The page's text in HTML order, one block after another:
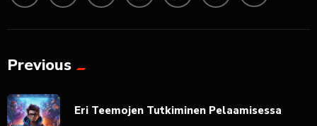
Previous
Eri Teemojen Tutkiminen Pelaamisessa